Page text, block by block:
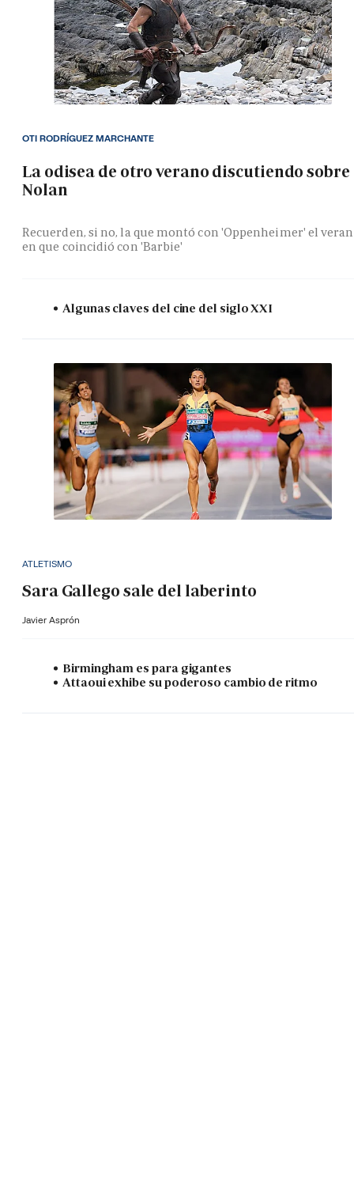
La odisea de otro verano discutiendo sobre
Nolan
Recuerden, si no, la que montó con 'Oppenheimer' el
en que coincidió con 'Barbie'
OTI RODRÍGUEZ MARCHANTE
Algunas claves del cine del siglo XXI
ATLETISMO
Sara Gallego sale del laberinto
Javier Asprón
Birmingham es para gigantes
Attaoui exhibe su poderoso cambio de ritmo